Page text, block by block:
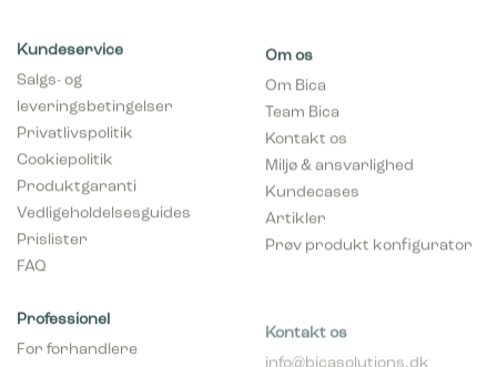
Kundeservice
Salgs- og
leveringsbetingelser
Privatlivspolitik
Cookiepolitik
Produktgaranti
Vedligeholdelsesguides
Prislister
FAQ
Om os
Om Bica
Team Bica
Kontakt os
Miljø & ansvarlighed
Kundecases
Artikler
Prøv produkt konfigurator
Professionel
For forhandlere